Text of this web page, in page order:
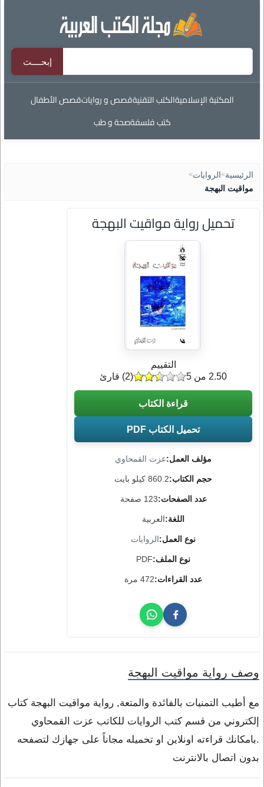
المكتبة الإسلاميةالكتب التقنيةقصص و رواياتقصص الأطفال
كتب فلسفةصحة و طب
الرئيسية> الروايات>
مواقيت البهجة
تحميل رواية مواقيت البهجة
مؤلف العمل:عزت القمحاوي
حجم الكتاب:860.2 كيلو بايت
عدد الصفحات:123 صفحة
اللغة:العربية
نوع العمل:الروايات
نوع الملف:PDF
عدد القراءات:472 مرة
التقييم
(
2) قارئ 2.50 من 5
قراءة الكتاب
تحميل الكتاب PDF
وصف رواية مواقيت البهجة
مع أطيب التمنيات بالفائدة والمتعة, رواية مواقيت البهجة كتاب
إلكتروني من قسم كتب الروايات للكاتب عزت القمحاوي
.بامكانك قراءته اونلاين او تحميله مجاناً على جهازك لتصفحه
بدون اتصال بالانترنت